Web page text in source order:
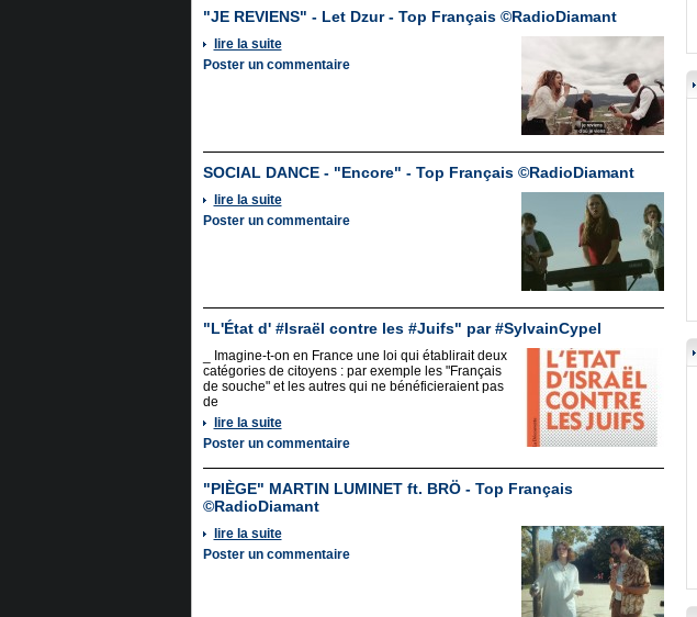
"JE REVIENS" - Let Dzur - Top Français ©RadioDiamant
lire la suite
Poster un commentaire
SOCIAL DANCE - "Encore" - Top Français ©RadioDiamant
lire la suite
Poster un commentaire
"L'État d' #Israël contre les #Juifs" par #SylvainCypel
_ Imagine-t-on en France une loi qui établirait deux
catégories de citoyens : par exemple les "Français
de souche" et les autres qui ne bénéficieraient pas
de
lire la suite
Poster un commentaire
"PIÈGE" MARTIN LUMINET ft. BRÖ - Top Français
©RadioDiamant
lire la suite
Poster un commentaire